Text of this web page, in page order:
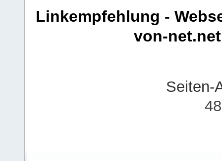
Linkempfehlung -
von-net.net
Seiten-